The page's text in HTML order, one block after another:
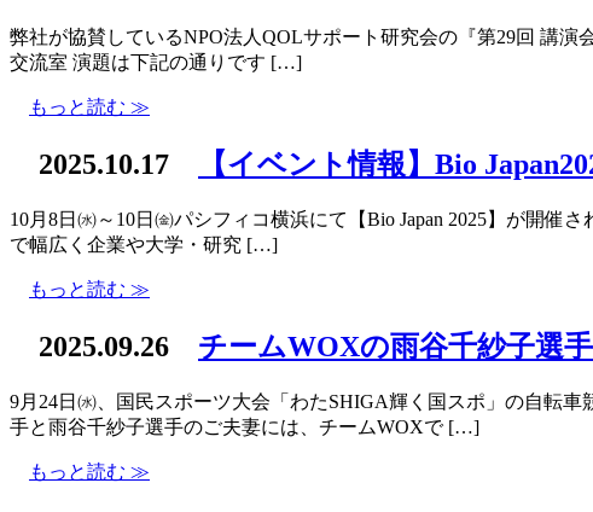
弊社が協賛しているNPO法人QOLサポート研究会の『第29回 講
交流室 演題は下記の通りです […]
もっと読む ≫
2025.10.17 【イベント情報】Bio
10月8日㈬～10日㈮パシフィコ横浜にて【Bio Japan 2025】が開催
で幅広く企業や大学・研究 […]
もっと読む ≫
2025.09.26 チームWOXの雨谷千紗子選
9月24日㈬、国民スポーツ大会「わたSHIGA輝く国スポ」の自転
手と雨谷千紗子選手のご夫妻には、チームWOXで […]
もっと読む ≫